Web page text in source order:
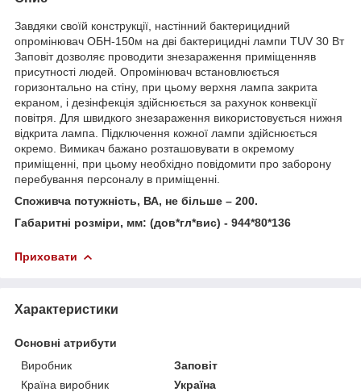
Завдяки своїй конструкції, настінний бактерицидний
опромінювач ОБН-150м на дві бактерицидні лампи TUV 30 Вт
Заповіт дозволяє проводити знезараження приміщенняв
присутності людей. Опромінювач встановлюється
горизонтально на стіну, при цьому верхня лампа закрита
екраном, і дезінфекція здійснюється за рахунок конвекції
повітря. Для швидкого знезараження використовується нижня
відкрита лампа. Підключення кожної лампи здійснюється
окремо. Вимикач бажано розташовувати в окремому
приміщенні, при цьому необхідно повідомити про заборону
перебування персоналу в приміщенні.
Споживча потужність, ВА, не більше – 200.
Габаритні розміри, мм: (дов*гл*вис) - 944*80*136
Приховати
Характеристики
Основні атрибути
Виробник
Заповіт
Країна виробник
Україна